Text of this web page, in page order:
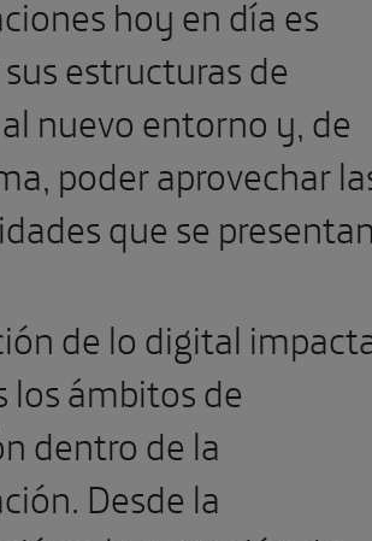
hoy en día es
estructuras de
nuevo entorno y, de
poder aprovechar
que se
de lo digital
los ámbitos de
dentro de la
Desde la